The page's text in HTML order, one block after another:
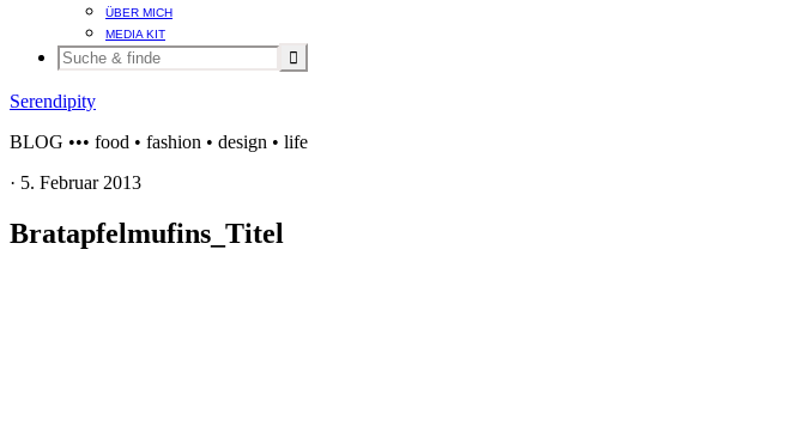
ÜBER MICH
MEDIA KIT
Serendipity
BLOG ••• food • fashion • design • life
· 5. Februar 2013
Bratapfelmufins_Titel